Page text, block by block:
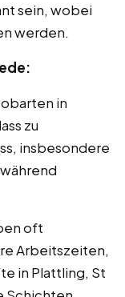
sein, wobei
werden.
in
zu
insbesondere
oft
Arbeitszeiten,
in Plattling, St